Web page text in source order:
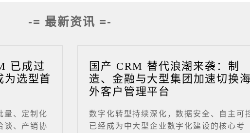
-= 最新资讯 =-
已成过
为选型首
量、定制化
谈、产销协
国产 CRM 替代浪潮来袭：制
造、金融与大型集团加速切换
外客户管理平台
数字化转型持续深化，数据安全、自主可
已经成为中大型企业数字化建设的核心考